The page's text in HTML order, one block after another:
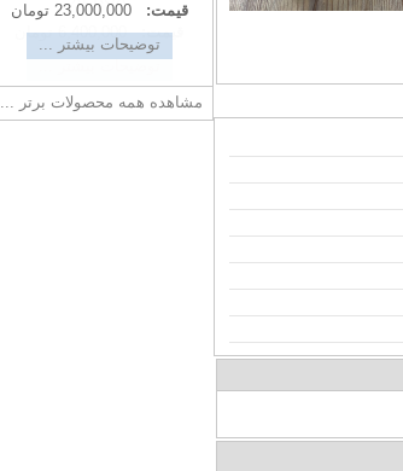
قیمت:
23,000,000 تومان
توضیحات بیشتر ...
قیمت: 6,400,000 تومان
مشاهده همه محصولات برتر ...